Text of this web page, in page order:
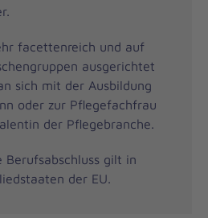
facettenreich und auf
ausgerichtet
sich mit der Ausbildung
oder zur Pflegefachfrau
der Pflegebranche.
Berufsabschluss gilt in
der EU.